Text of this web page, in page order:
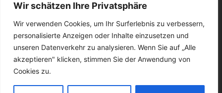
Wir schätzen Ihre Privatsphäre
Wir verwenden Cookies, um Ihr Surferlebnis zu verbessern,
personalisierte Anzeigen oder Inhalte einzusetzen und
unseren Datenverkehr zu analysieren. Wenn Sie auf „Alle
akzeptieren" klicken, stimmen Sie der Anwendung von
Cookies zu.
Vor Ort Notfall Service
Mercedes Zündschloss ELV Reparatur
Düsseldorf
Zündschloss ELV Reparatur Krefeld
Mercedes Zündschloss Reparatur Essen –
ELV / ESL